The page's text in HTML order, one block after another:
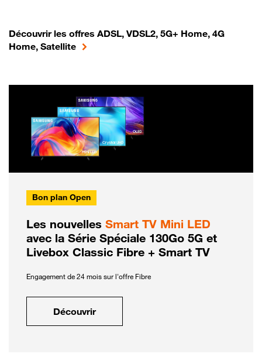
Découvrir les offres ADSL, VDSL2, 5G+ Home, 4G
Home, Satellite
Bon plan Open
Les nouvelles Smart TV Mini LED
avec la Série Spéciale 130Go 5G et
Livebox Classic Fibre + Smart TV
Engagement de 24 mois sur l'offre Fibre
Découvrir